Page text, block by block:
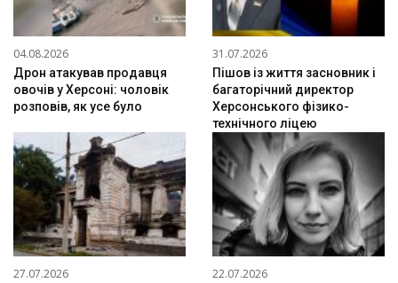
04.08.2026
Дрон атакував продавця
овочів у Херсоні: чоловік
розповів, як усе було
31.07.2026
Пішов із життя засновник і
багаторічний директор
Херсонського фізико-
технічного ліцею
27.07.2026 22.07.2026